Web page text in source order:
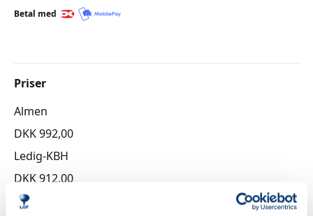
Betal med
Priser
Almen
DKK 992,00
Ledig-KBH
DKK 912,00
Ledig-FRB